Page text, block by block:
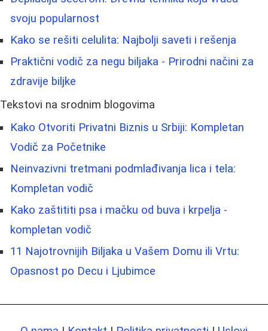
svoju popularnost
Kako se rešiti celulita: Najbolji saveti i rešenja
Praktični vodič za negu biljaka - Prirodni načini za
zdravije biljke
Tekstovi na srodnim blogovima
Kako Otvoriti Privatni Biznis u Srbiji: Kompletan
Vodič za Početnike
Neinvazivni tretmani podmlađivanja lica i tela:
Kompletan vodič
Kako zaštititi psa i mačku od buva i krpelja -
kompletan vodič
11 Najotrovnijih Biljaka u Vašem Domu ili Vrtu:
Opasnost po Decu i Ljubimce